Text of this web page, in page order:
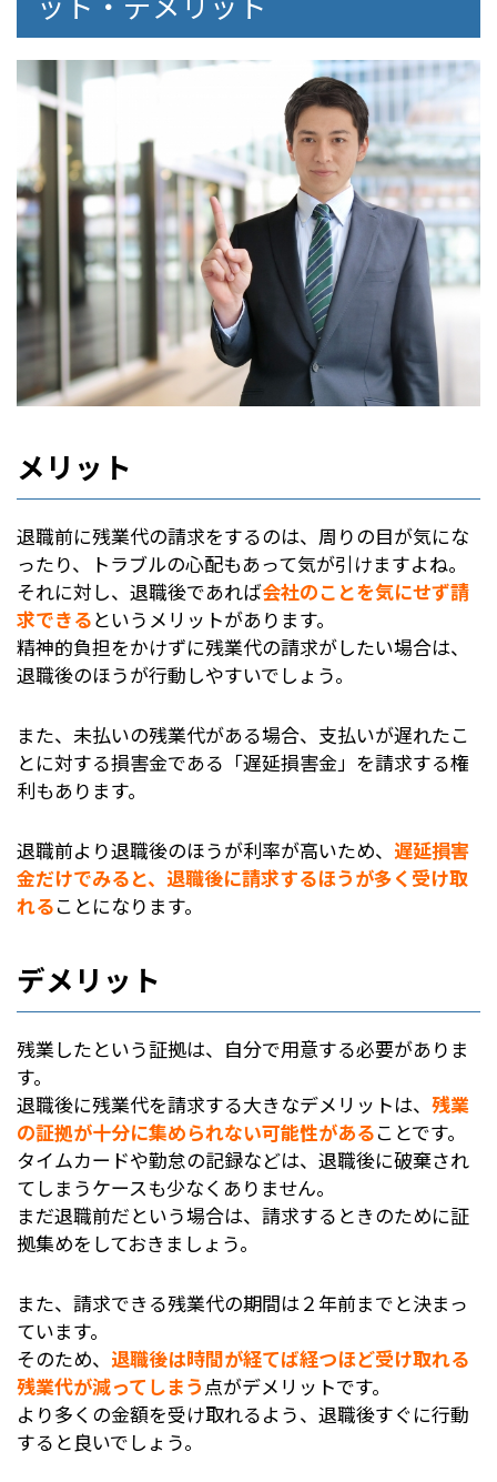
メリット
退職前に残業代の請求をするのは、周りの目が気にな
ったり、トラブルの心配もあって気が引けますよね。
それに対し、退職後であれば会社のことを気にせず請
求できるというメリットがあります。
精神的負担をかけずに残業代の請求がしたい場合は、
退職後のほうが行動しやすいでしょう。
また、未払いの残業代がある場合、支払いが遅れたこ
とに対する損害金である「遅延損害金」を請求する権
利もあります。
退職前より退職後のほうが利率が高いため、 遅延損害
金だけでみると、退職後に請求するほうが多く受け取
れることになります。
デメリット
残業したという証拠は、自分で用意する必要がありま
す。
退職後に残業代を請求する大きなデメリットは、 残業
の証拠が十分に集められない可能性があることです。
タイムカードや勤怠の記録などは、退職後に破棄され
てしまうケースも少なくありません。
まだ退職前だという場合は、請求するときのために証
拠集めをしておきましょう。
また、請求できる残業代の期間は２年前までと決まっ
ています。
そのため、 退職後は時間が経てば経つほど受け取れる
残業代が減ってしまう点がデメリットです。
より多くの金額を受け取れるよう、退職後すぐに行動
すると良いでしょう。